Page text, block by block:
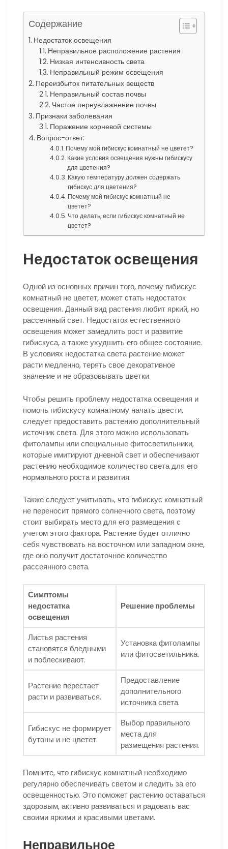
Содержание
Недостаток освещения
Неправильное расположение растения
Низкая интенсивность света
Неправильный режим освещения
Переизбыток питательных веществ
Неправильный состав почвы
Частое переувлажнение почвы
Признаки заболевания
Поражение корневой системы
Вопрос-ответ:
Почему мой гибискус комнатный не цветет?
Какие условия освещения нужны гибискусу
для цветения?
Какую температуру должен содержать
гибискус для цветения?
Почему мой гибискус комнатный не
цветет?
Что делать, если гибискус комнатный не
цветет?
Недостаток освещения
Одной из основных причин того, почему гибискус
комнатный не цветет, может стать недостаток
освещения. Данный вид растения любит яркий, но
рассеянный свет. Недостаток естественного
освещения может замедлить рост и развитие
гибискуса, а также ухудшить его общее состояние.
В условиях недостатка света растение может
расти медленно, терять свое декоративное
значение и не образовывать цветки.
Чтобы решить проблему недостатка освещения и
помочь гибискусу комнатному начать цвести,
следует предоставить растению дополнительный
источник света. Для этого можно использовать
фитолампы или специальные фитосветильники,
которые имитируют дневной свет и обеспечивают
растению необходимое количество света для его
нормального роста и развития.
Также следует учитывать, что гибискус комнатный
не переносит прямого солнечного света, поэтому
стоит выбирать место для его размещения с
учетом этого фактора. Растение будет отлично
себя чувствовать на восточном или западном окне,
где оно получит достаточное количество
рассеянного света.
Симптомы
недостатка
освещения
Решение проблемы
Листья растения
становятся бледными
и поблескивают.
Установка фитолампы
или фитосветильника.
Растение перестает
расти и развиваться.
Предоставление
дополнительного
источника света.
Гибискус не формирует
бутоны и не цветет.
Выбор правильного
места для
размещения растения.
Помните, что гибискус комнатный необходимо
регулярно обеспечивать светом и следить за его
освещенностью. Это поможет растению оставаться
здоровым, активно развиваться и радовать вас
своими яркими и красивыми цветами.
Неправильное